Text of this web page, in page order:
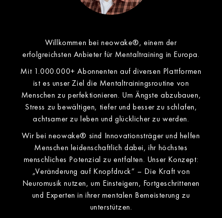
Willkommen bei neowake®, einem der
erfolgreichsten Anbieter für Mentaltraining in Europa.
Mit 1.000.000+ Abonnenten auf diversen Plattformen
ist es unser Ziel die Mentaltrainingsroutine von
Menschen zu perfektionieren. Um Ängste abzubauen,
Stress zu bewältigen, tiefer und besser zu schlafen,
achtsamer zu leben und glücklicher zu werden.
Wir bei neowake® sind Innovationsträger und helfen
Menschen leidenschaftlich dabei, ihr höchstes
menschliches Potenzial zu entfalten. Unser Konzept:
„Veränderung auf Knopfdruck“ – Die Kraft von
Neuromusik nutzen, um Einsteigern, Fortgeschrittenen
und Experten in ihrer mentalen Bemeisterung zu
unterstützen.